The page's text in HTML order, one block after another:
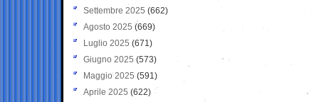
Settembre 2025 (662)
Agosto 2025 (669)
Luglio 2025 (671)
Giugno 2025 (573)
Maggio 2025 (591)
Aprile 2025 (622)